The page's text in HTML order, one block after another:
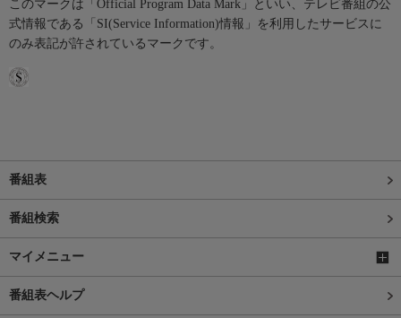
このマークは「Official Program Data Mark」といい、テレビ番組の公
式情報である「SI(Service Information)情報」を利用したサービスに
のみ表記が許されているマークです。
番組表
番組検索
マイメニュー
番組表ヘルプ